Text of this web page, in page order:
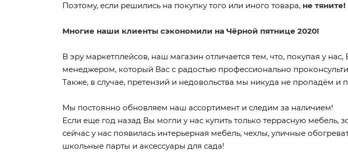
Поэтому, если решились на покупку того или иного товара, не тяните!
Многие наши клиенты сэкономили на Чёрной пятнице 2020!
В эру маркетплейсов, наш магазин отличается тем, что, покупая у
менеджером, который Вас с радостью профессионально
Также, в случае, претензий и недовольства мы никуда не пропадём
Мы постоянно обновляем наш ассортимент и следим за наличием!
Если еще год назад Вы могли у нас купить только террасную мебель,
сейчас у нас появилась интерьерная мебель, чехлы, уличные
школьные парты и аксессуары для сада!